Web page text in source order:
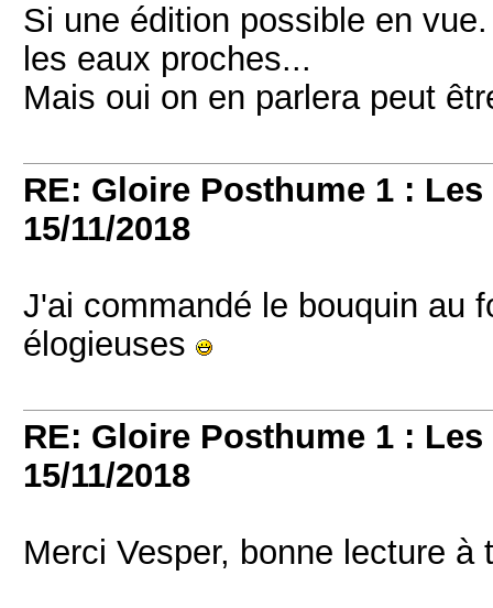
Si une édition possible en
les eaux proches...
Mais oui on en parlera peut
RE: Gloire Posthume 1 :
15/11/2018
J'ai commandé le bouquin au
élogieuses
RE: Gloire Posthume 1 :
15/11/2018
Merci Vesper, bonne lecture à